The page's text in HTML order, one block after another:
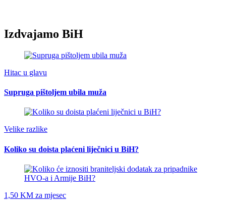
Izdvajamo BiH
Hitac u glavu
Supruga pištoljem ubila muža
Velike razlike
Koliko su doista plaćeni liječnici u BiH?
1,50 KM za mjesec